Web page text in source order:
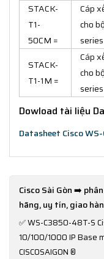
STACK-
T1-
50CM =
Cáp
cho
series
STACK-
T1-1M =
Cáp
cho
series
Dowload tài liệu
Datasheet Cisco
Cisco Sài Gòn ➡️
hãng, uy tín, giao
✅WS-C3850-48T-S
10/100/1000 IP Base
CISCOSAIGON ®